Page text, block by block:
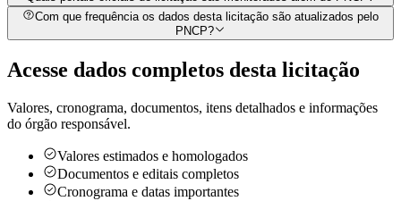
Com que frequência os dados desta licitação são atualizados pelo
PNCP?
Acesse dados completos desta licitação
Valores, cronograma, documentos, itens detalhados e informações
do órgão responsável.
Valores estimados e homologados
Documentos e editais completos
Cronograma e datas importantes